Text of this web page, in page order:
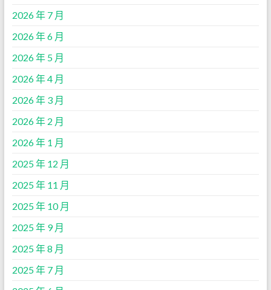
2026 年 7 月
2026 年 6 月
2026 年 5 月
2026 年 4 月
2026 年 3 月
2026 年 2 月
2026 年 1 月
2025 年 12 月
2025 年 11 月
2025 年 10 月
2025 年 9 月
2025 年 8 月
2025 年 7 月